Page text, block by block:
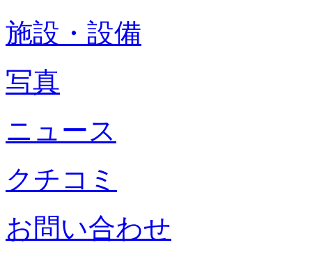
施設・設備
写真
ニュース
クチコミ
お問い合わせ